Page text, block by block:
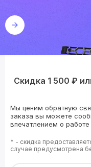
Скидка 1 500 ₽
Мы ценим обратную
заказа вы можете
впечатлением о
* - скидка
случае предусмотрена